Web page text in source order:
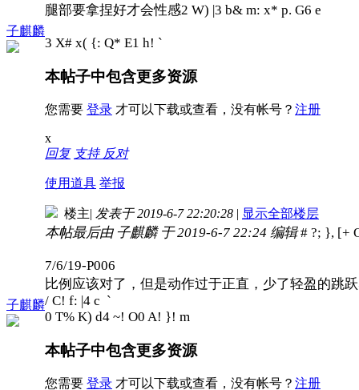
子麒麟
腿部要拿捏好才会性感2 W) |3 b& m: x* p. G6 e
3 X# x( {: Q* E1 h! `
本帖子中包含更多资源
您需要 登录 才可以下载或查看，没有帐号？ 注册
x
回复 支持 反对
使用道具 举报
子麒麟
楼主| 发表于 2019-6-7 22:20:28 | 显示全部楼层
本帖最后由 子麒麟 于 2019-6-7 22:24 编辑# ?; }, [+
7/6/19-P006
比例应该对了，但是动作过于正直，少了轻盈的跳
/ C! f: |4 c `
0 T% K) d4 ~! O0 A! }! m
本帖子中包含更多资源
您需要 登录 才可以下载或查看，没有帐号？ 注册